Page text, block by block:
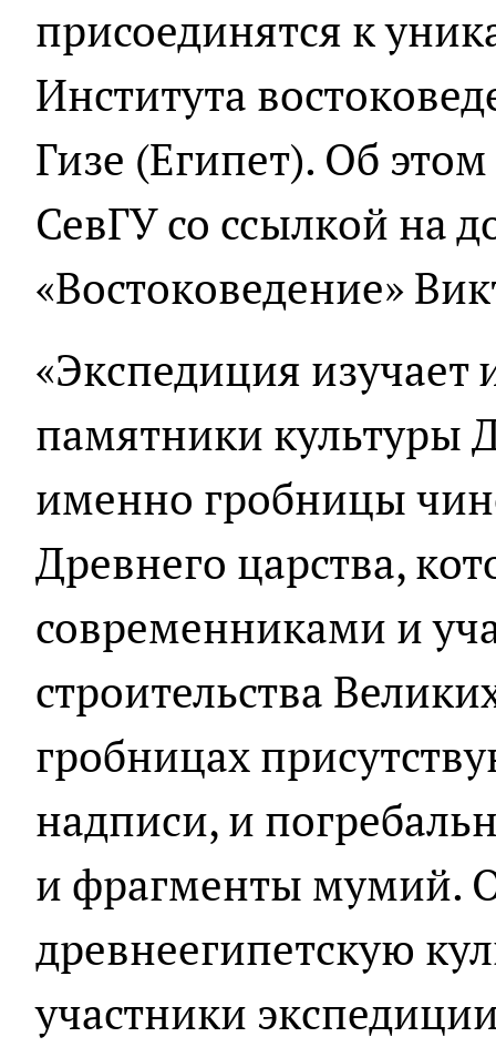
присоединятся к
Института
Гизе (Египет). Об
СевГУ со ссылкой на
«Востоковедение»
«Экспедиция
памятники культуры
именно гробницы
Древнего царства,
современниками и
строительства
гробницах
надписи, и
и фрагменты мумий.
древнеегипетскую
участники